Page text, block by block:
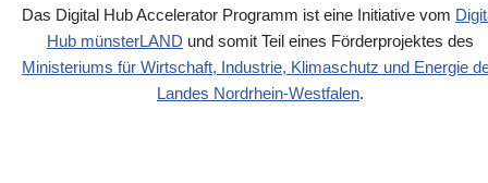
Das Digital Hub Accelerator Programm ist eine Initiative vom
Hub münsterLAND und somit Teil eines Förderprojektes des
Ministeriums für Wirtschaft, Industrie, Klimaschutz und Energie
Landes Nordrhein-Westfalen.